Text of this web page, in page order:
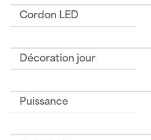
Cordon LED
Décoration jour
Puissance